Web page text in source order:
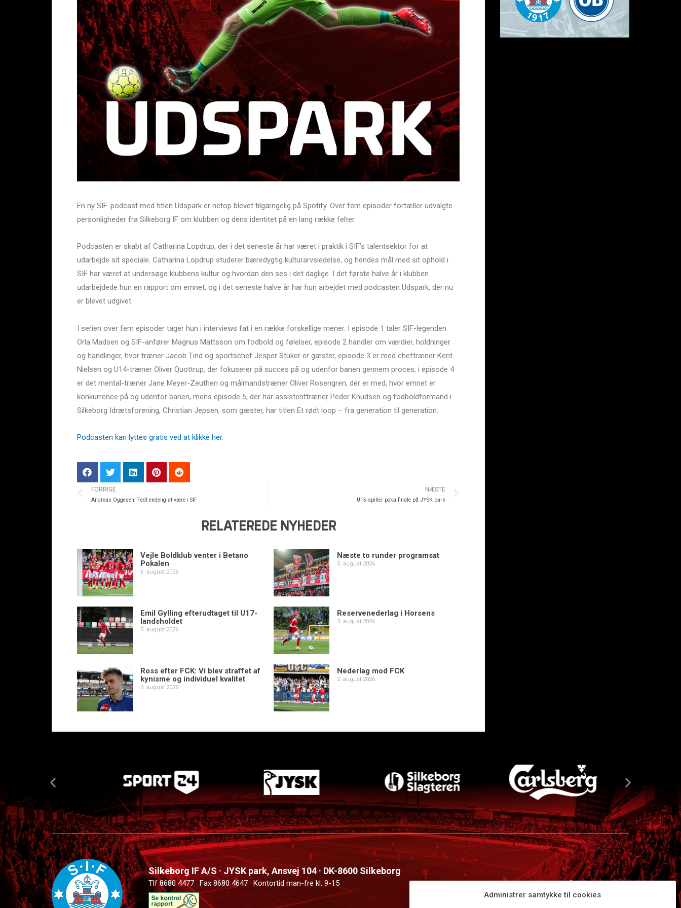
Administrer samtykke til cookies
En ny SIF-podcast med titlen Udspark er netop blevet tilgængelig på Spotify. Over fem episoder fortæller udvalgte
personligheder fra Silkeborg IF om klubben og dens identitet på en lang række felter.
Podcasten er skabt af Catharina Lopdrup, der i det seneste år har været i praktik i SIF’s talentsektor for at
udarbejde sit speciale. Catharina Lopdrup studerer bæredygtig kulturarvsledelse, og hendes mål med sit ophold i
SIF har været at undersøge klubbens kultur og hvordan den ses i det daglige. I det første halve år i klubben
udarbejdede hun en rapport om emnet, og i det seneste halve år har hun arbejdet med podcasten Udspark, der nu
er blevet udgivet.
I serien over fem episoder tager hun i interviews fat i en række forskellige mener. I episode 1 taler SIF-legenden
Orla Madsen og SIF-anfører Magnus Mattsson om fodbold og følelser, episode 2 handler om værdier, holdninger
og handlinger, hvor træner Jacob Tind og sportschef Jesper Stüker er gæster, episode 3 er med cheftræner Kent
Nielsen og U14-træner Oliver Quottrup, der fokuserer på succes på og udenfor banen gennem proces, i episode 4
er det mental-træner Jane Meyer-Zeuthen og målmandstræner Oliver Rosengren, der er med, hvor emnet er
konkurrence på og udenfor banen, mens episode 5, der har assistenttræner Peder Knudsen og fodboldformand i
Silkeborg Idrætsforening, Christian Jepsen, som gæster, har titlen Et rødt loop – fra generation til generation.
Podcasten kan lyttes gratis ved at klikke her.
FORRIGE
Andreas Oggesen: Fedt endelig at være i SIF
NÆSTE
U15 spiller pokalfinale på JYSK park
RELATEREDE NYHEDER
Vejle Boldklub venter i Betano
Pokalen
6. august 2026
Næste to runder programsat
5. august 2026
Emil Gylling efterudtaget til U17-
landsholdet
5. august 2026
Reservenederlag i Horsens
3. august 2026
Ross efter FCK: Vi blev straffet af
kynisme og individuel kvalitet
3. august 2026
Nederlag mod FCK
2. august 2026
Silkeborg IF A/S · JYSK park, Ansvej 104 · DK-8600 Silkeborg
Tlf 8680 4477 · Fax 8680 4647 · Kontortid man-fre kl. 9-15